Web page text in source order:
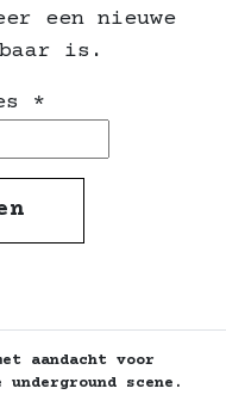
een nieuwe
is.
*
aandacht voor
scene.